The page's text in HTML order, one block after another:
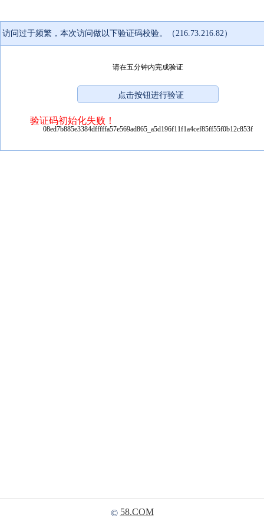
访问过于频繁，本次访问做以下验证码校验。（216.73.216.82）
请在五分钟内完成验证
验证码初始化失败！
08ed7b885e3384dfffffa57e569ad865_a5d196f11f1a4cef85ff55f0b12c853f
© 58.COM